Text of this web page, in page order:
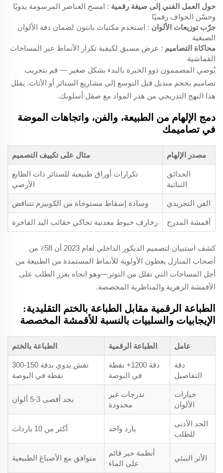
حول العمل الفني إلى صيغة رقمية : امسح العناصر المرسومة يدويًا
وحسّن الحواف رقميًا
جرّب توزيعات الألوان : استخدم مكتبات بانتون لضمان دقة الألوان
الصبغية
محاكاة التصاميم : عرض مسبق لكيفية تكرار الأنماط عبر المساحات
القماشية
يُوصي المصممون ذوو الخبرة بالبدء بشكل صغير — قم بتجريب
تصاميم بحجم منديل قبل التوسع إلى مشاريع الستائر أو الأثاث. يقلل
هذا النهج التدريجي من هدر المواد مع صقل أسلوبك.
دمج الإلهام من الطبيعة، والفن، واتجاهات الموضة
في تصاميمك
مصدر الإلهام مثال على تكييف التصميم
الحدائق
النباتية
تكرارات أوراق طبيعية للستائر ذات الطابع
الأرضي
الفن التجريدي وسادة إسقاط مستوحاة من الكوبيزم تتناقض
أقمشة المدرج زخارف خيوط معدنية تحاكي حقائب اليد الفاخرة
كشف استبيان لتصميم الديكور الداخلي لعام 2023 أن 58٪ من
أصحاب المنازل يعطون الأولوية للأنماط المستمدة من الطبيعة من
أجل المساحات التي تقلل من التوتر—وهو اتجاه يعزز الطلب على
الأقمشة الزهرية والمناظرية المخصصة.
الطباعة الرقمية مقابل الطباعة بالختم التقليدية:
الإيجابيات والسلبيات بالنسبة للأقمشة المخصصة
عامل الطباعة الرقمية الطباعة بالختم
دقة
التفاصيل
دقة 1200+ نقطة
في البوصة
نقش يدوي بدقة 150-300
نقطة في البوصة
خيارات
الألوان
تدرجات غير
محدودة
بحد أقصى 3-5 ألوان
الحد الأدنى
للطلب
يارد واحد أكثر من 10 ياردات
الأثر البيئي
أنظمة حبر قائم
على الماء
متوافق مع الأصباغ الطبيعية